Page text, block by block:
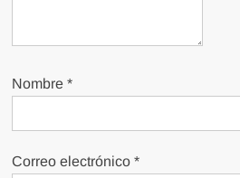
Nombre*
Correo electrónico*